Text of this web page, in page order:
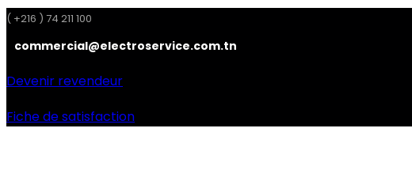
( +216 ) 74 211 100
commercial@electroservice.com.tn
Devenir revendeur
Fiche de satisfaction